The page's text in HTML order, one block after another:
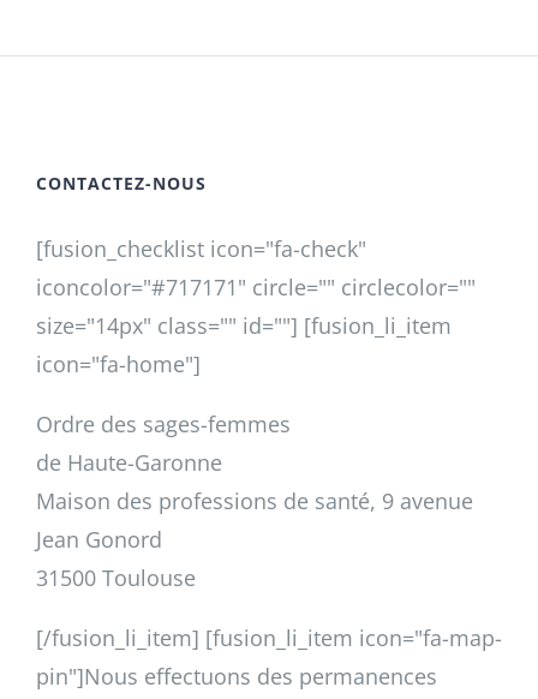
CONTACTEZ-NOUS
[fusion_checklist icon="fa-check"
iconcolor="#717171" circle="" circlecolor=""
size="14px" class="" id=""] [fusion_li_item
icon="fa-home"]
Ordre des sages-femmes
de Haute-Garonne
Maison des professions de santé, 9 avenue
Jean Gonord
31500 Toulouse
[/fusion_li_item] [fusion_li_item icon="fa-map-
pin"]Nous effectuons des permanences